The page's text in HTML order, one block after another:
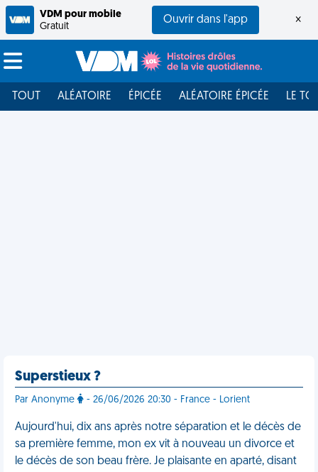
VDM pour mobile
Gratuit
Ouvrir dans l'app ×
TOUT ALÉATOIRE ÉPICÉE ALÉATOIRE ÉPICÉE LE
Superstieux ?
Par Anonyme - 26/06/2026 20:30 - France - Lorient
Aujourd'hui, dix ans après notre séparation et le décès de
sa première femme, mon ex vit à nouveau un divorce et
le décès de son beau frère. Je plaisante en aparté, disant